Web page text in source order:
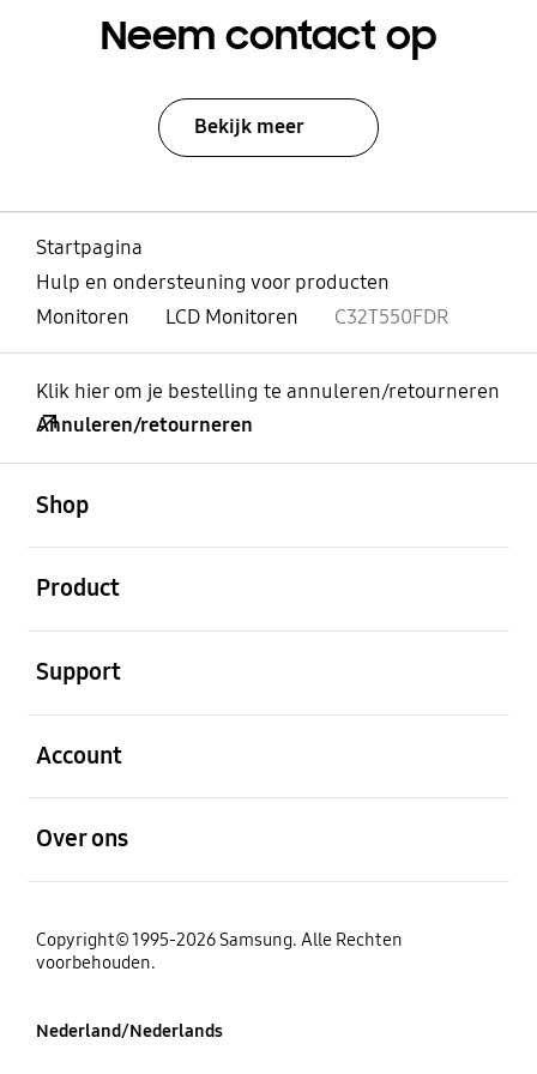
Neem contact op
Bekijk meer
Startpagina
Hulp en ondersteuning voor producten
Monitoren
LCD Monitoren C32T550FDR
Klik hier om je bestelling te annuleren/retourneren
Annuleren/retourneren
Shop
Product
Support
Account
Over ons
Copyright© 1995-2026 Samsung. Alle Rechten
voorbehouden.
Nederland/Nederlands